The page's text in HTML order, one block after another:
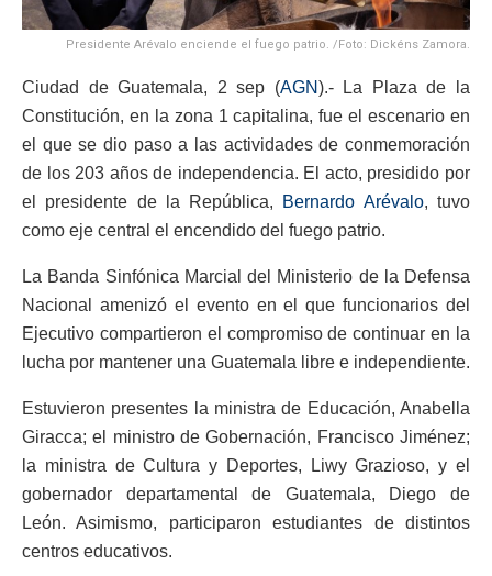
Presidente Arévalo enciende el fuego patrio. /Foto: Dickéns Zamora.
Ciudad de Guatemala, 2 sep (AGN).- La Plaza de la
Constitución, en la zona 1 capitalina, fue el escenario en
el que se dio paso a las actividades de conmemoración
de los 203 años de independencia. El acto, presidido por
el presidente de la República, Bernardo Arévalo, tuvo
como eje central el encendido del fuego patrio.
La Banda Sinfónica Marcial del Ministerio de la Defensa
Nacional amenizó el evento en el que funcionarios del
Ejecutivo compartieron el compromiso de continuar en la
lucha por mantener una Guatemala libre e independiente.
Estuvieron presentes la ministra de Educación, Anabella
Giracca; el ministro de Gobernación, Francisco Jiménez;
la ministra de Cultura y Deportes, Liwy Grazioso, y el
gobernador departamental de Guatemala, Diego de
León. Asimismo, participaron estudiantes de distintos
centros educativos.